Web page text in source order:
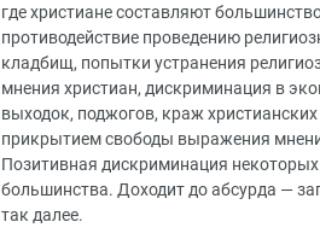
где христиане составляют
противодействие проведению
кладбищ, попытки устранения
мнения христиан, дискриминация в
выходок, поджогов, краж
прикрытием свободы выражения
Позитивная дискриминация
большинства. Доходит до абсурда —
так далее.